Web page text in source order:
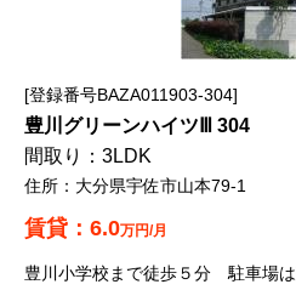
登録番号BAZA011903-304
豊川グリーンハイツⅢ 304
3LDK
大分県宇佐市山本79-1
6.0万円/月
豊川小学校まで徒歩５分 駐車場は